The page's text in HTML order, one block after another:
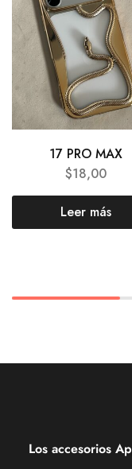
17 PRO MAX
$18,00
Leer más
Los accesorios